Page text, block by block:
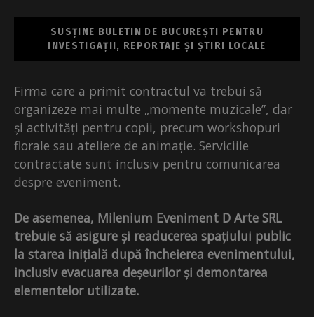
SUSȚINE BULETIN DE BUCUREȘTI PENTRU
INVESTIGAȚII, REPORTAJE ȘI ȘTIRI LOCALE
Firma care a primit contractul va trebui să
organizeze mai multe „momente muzicale”, dar
și activități pentru copii, precum workshopuri
florale sau ateliere de animație. Serviciile
contractate sunt inclusiv pentru comunicarea
despre eveniment.
De asemenea, Milenium Eveniment D Arte SRL
trebuie să asigure și readucerea spațiului public
la starea inițială după încheierea evenimentului,
inclusiv evacuarea deșeurilor și demontarea
elementelor utilizate.